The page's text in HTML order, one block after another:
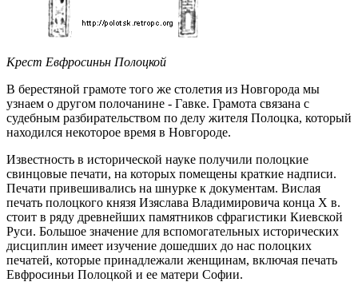
Крест Евфросиньн Полоцкой
В берестяной грамоте того же столетия из Новгорода мы
узнаем о другом полочанине - Гавке. Грамота связана с
судебным разбирательством по делу жителя Полоцка, который
находился некоторое время в Новгороде.
Известность в исторической науке получили полоцкие
свинцовые печати, на которых помещены краткие надписи.
Печати привешивались на шнурке к документам. Вислая
печать полоцкого князя Изяслава Владимировича конца Х в.
стоит в ряду древнейших памятников сфрагистики Киевской
Руси. Большое значение для вспомогательных исторических
дисциплин имеет изучение дошедших до нас полоцких
печатей, которые принадлежали женщинам, включая печать
Евфросиньи Полоцкой и ее матери Софии.